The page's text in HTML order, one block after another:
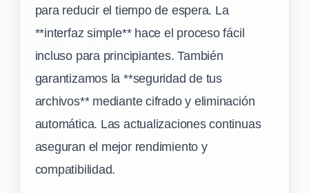
para reducir el tiempo de espera. La
**interfaz simple** hace el proceso fácil
incluso para principiantes. También
garantizamos la **seguridad de tus
archivos** mediante cifrado y eliminación
automática. Las actualizaciones continuas
aseguran el mejor rendimiento y
compatibilidad.